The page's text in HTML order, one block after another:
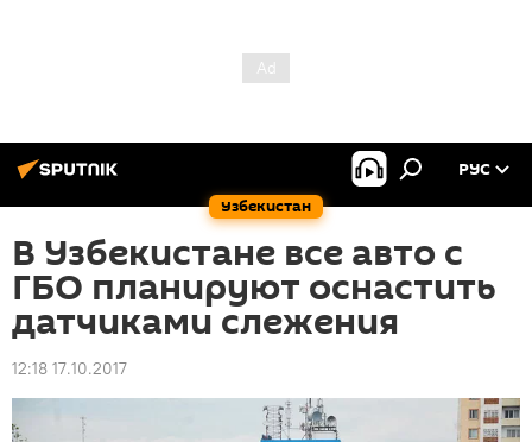
Узбекистан
РУС
В Узбекистане все авто с
ГБО планируют оснастить
датчиками слежения
12:18 17.10.2017